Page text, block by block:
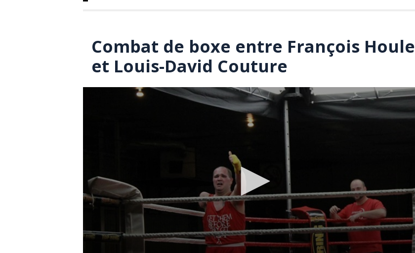
Combat de boxe entre François Houle
et Louis-David Couture